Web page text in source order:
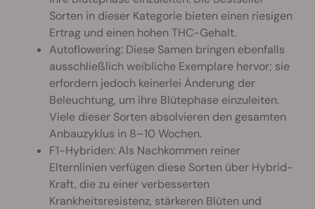
Sorten in dieser Kategorie bieten einen riesigen
Ertrag und einen hohen THC-Gehalt.
Autoflowering: Diese Samen bringen ebenfalls
ausschließlich weibliche Exemplare hervor; sie
erfordern jedoch keinerlei Änderung der
Beleuchtung, um ihre Blütephase einzuleiten.
Viele dieser Sorten absolvieren den gesamten
Anbauzyklus in 8–10 Wochen.
F1-Hybriden: Als Nachkommen reiner
Elternlinien verfügen diese Sorten über Hybrid-
Kraft, die zu einer verbesserten
Krankheitsresistenz, stärkeren Blüten und